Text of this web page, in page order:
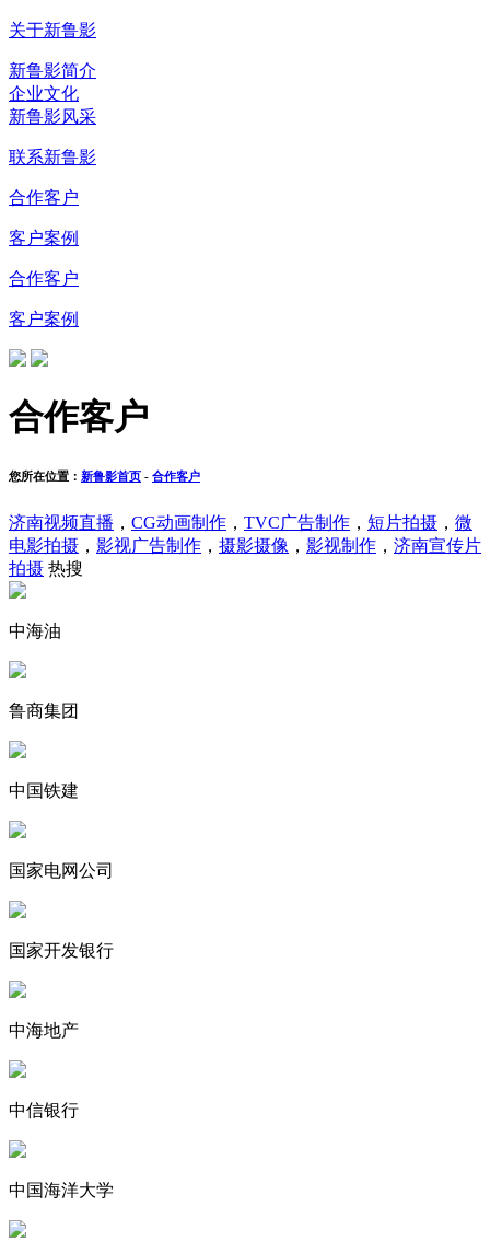
关于新鲁影
新鲁影简介
企业文化
新鲁影风采
联系新鲁影
合作客户
客户案例
合作客户
客户案例
合作客户
您所在位置： 新鲁影首页 - 合作客户
济南视频直播 ， CG动画制作 ， TVC广告制作 ， 短片拍摄 ， 微
电影拍摄 ， 影视广告制作 ， 摄影摄像 ， 影视制作 ， 济南宣传片
拍摄 热搜
中海油
鲁商集团
中国铁建
国家电网公司
国家开发银行
中海地产
中信银行
中国海洋大学